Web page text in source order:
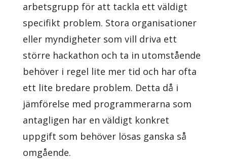
arbetsgrupp för att tackla ett väldigt
specifikt problem. Stora organisationer
eller myndigheter som vill driva ett
större hackathon och ta in utomstående
behöver i regel lite mer tid och har ofta
ett lite bredare problem. Detta då i
jämförelse med programmerarna som
antagligen har en väldigt konkret
uppgift som behöver lösas ganska så
omgående.